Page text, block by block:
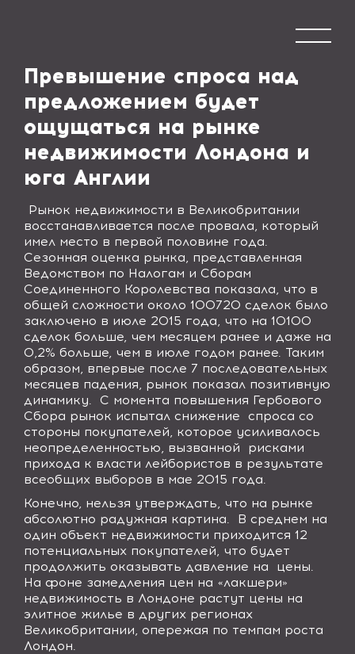
Превышение спроса над
предложением будет
ощущаться на рынке
недвижимости Лондона и
юга Англии
Рынок недвижимости в Великобритании
восстанавливается после провала, который
имел место в первой половине года.
Сезонная оценка рынка, представленная
Ведомством по Налогам и Сборам
Соединенного Королевства показала, что в
общей сложности около 100720 сделок было
заключено в июле 2015 года, что на 10100
сделок больше, чем месяцем ранее и даже на
0,2% больше, чем в июле годом ранее. Таким
образом, впервые после 7 последовательных
месяцев падения, рынок показал позитивную
динамику. С момента повышения Гербового
Сбора рынок испытал снижение
спроса со
стороны покупателей, которое усиливалось
неопределенностью, вызванной
рисками
прихода к власти лейбористов в результате
всеобщих выборов в мае 2015 года.
Конечно, нельзя утверждать, что на рынке
абсолютно радужная картина.
В среднем на
один объект недвижимости приходится 12
потенциальных покупателей, что будет
продолжить оказывать давление на
цены.
На фоне замедления цен на «лакшери»
недвижимость в Лондоне растут цены на
элитное жилье в других регионах
Великобритании, опережая по темпам роста
Лондон.